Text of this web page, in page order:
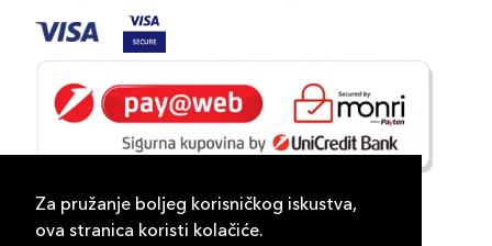
Za pružanje boljeg korisničkog iskustva,
ova stranica koristi kolačiće.